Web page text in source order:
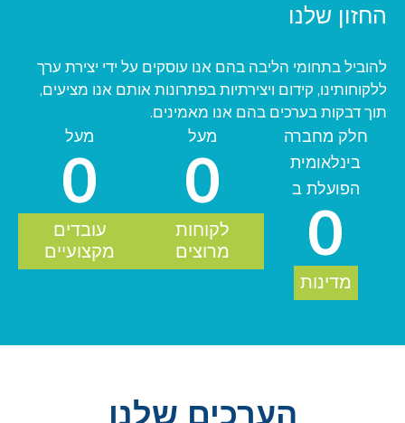
החזון שלנו
להוביל בתחומי הליבה בהם אנו עוסקים על ידי יצירת ערך
ללקוחותינו, קידום ויצירתיות בפתרונות אותם אנו מציעים,
תוך דבקות בערכים בהם אנו מאמינים.
חלק מחברה
בינלאומית
הפועלת ב
0
מדינות
מעל
0
לקוחות
מרוצים
מעל
0
עובדים
מקצועיים